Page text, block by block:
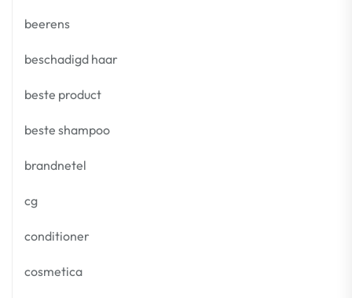
beerens
beschadigd haar
beste product
beste shampoo
brandnetel
cg
conditioner
cosmetica